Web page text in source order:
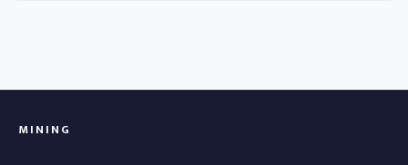
MINING